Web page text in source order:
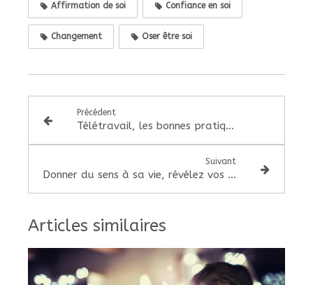
Affirmation de soi Confiance en soi
Changement Oser être soi
Précédent
Télétravail, les bonnes pratiques pour éviter le burn-out
Suivant
Donner du sens à sa vie, révélez vos capacités personnelles
Articles similaires